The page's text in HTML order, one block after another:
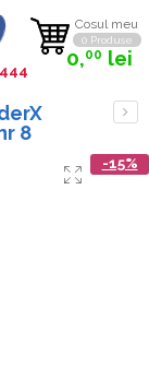
Cosul meu
0 Produse
0,00 lei
8
-15%